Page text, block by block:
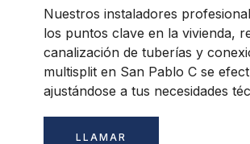
Nuestros instaladores
los puntos clave en la vivienda,
canalización de tuberías y
multisplit en San Pablo C se
ajustándose a tus necesidades
LLAMAR